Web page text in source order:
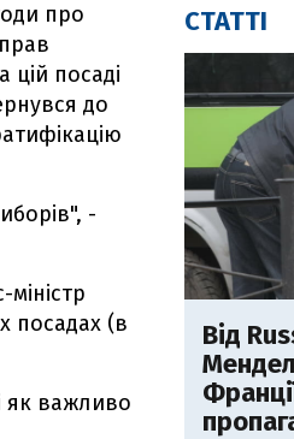
про
цій посаді
до
-
посадах (в
як важливо
СТАТТІ
Від